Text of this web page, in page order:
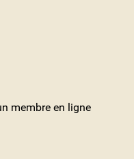
membre en ligne